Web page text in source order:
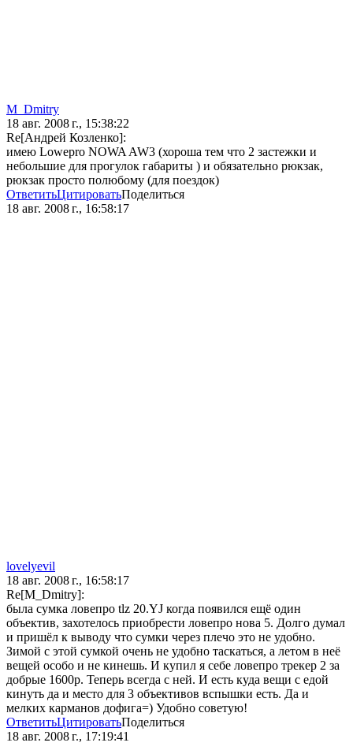
M_Dmitry
18 авг. 2008 г., 15:38:22
Re[Андрей Козленко]:
имею Lowepro NOWA AW3 (хороша тем что 2 застежки и
небольшие для прогулок габариты ) и обязательно рюкзак,
рюкзак просто полюбому (для поездок)
ОтветитьЦитироватьПоделиться
18 авг. 2008 г., 16:58:17
lovelyevil
18 авг. 2008 г., 16:58:17
Re[M_Dmitry]:
была сумка ловепро tlz 20.YJ когда появился ещё один
объектив, захотелось приобрести ловепро нова 5. Долго думал
и пришёл к выводу что сумки через плечо это не удобно.
Зимой с этой сумкой очень не удобно таскаться, а летом в неё
вещей особо и не кинешь. И купил я себе ловепро трекер 2 за
добрые 1600р. Теперь всегда с ней. И есть куда вещи с едой
кинуть да и место для 3 объективов вспышки есть. Да и
мелких карманов дофига=) Удобно советую!
ОтветитьЦитироватьПоделиться
18 авг. 2008 г., 17:19:41